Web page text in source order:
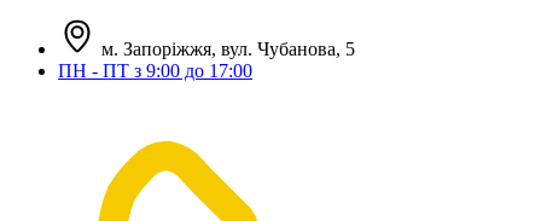
м. Запоріжжя, вул. Чубанова, 5
ПН - ПТ з 9:00 до 17:00